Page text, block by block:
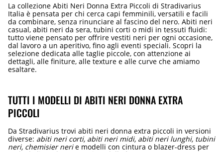
La collezione Abiti Neri Donna Extra Piccoli di Stradivarius
Italia è pensata per chi cerca capi femminili, versatili e facili
da combinare, senza rinunciare al fascino del nero. Abiti neri
casual, abiti neri da sera, tubini corti o midi in tessuti fluidi:
tutto viene pensato per offrire vestiti neri per ogni occasione,
dal lavoro a un aperitivo, fino agli eventi speciali. Scopri la
selezione dedicata alle taglie piccole, con attenzione ai
dettagli, alle finiture, alle texture e alle curve che amiamo
esaltare.
TUTTI I MODELLI DI ABITI NERI DONNA EXTRA
PICCOLI
Da Stradivarius trovi abiti neri donna extra piccoli in versioni
diverse: abiti neri corti, abiti neri midi, abiti neri lunghi, tubini
neri, chemisier nerie modelli con cintura o blazer-dress per